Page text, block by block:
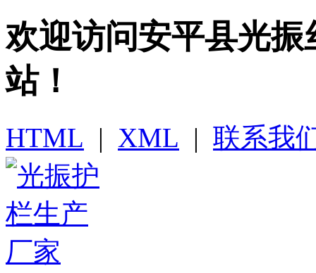
欢迎访问​安平县光
站！
HTML | XML | 联系我